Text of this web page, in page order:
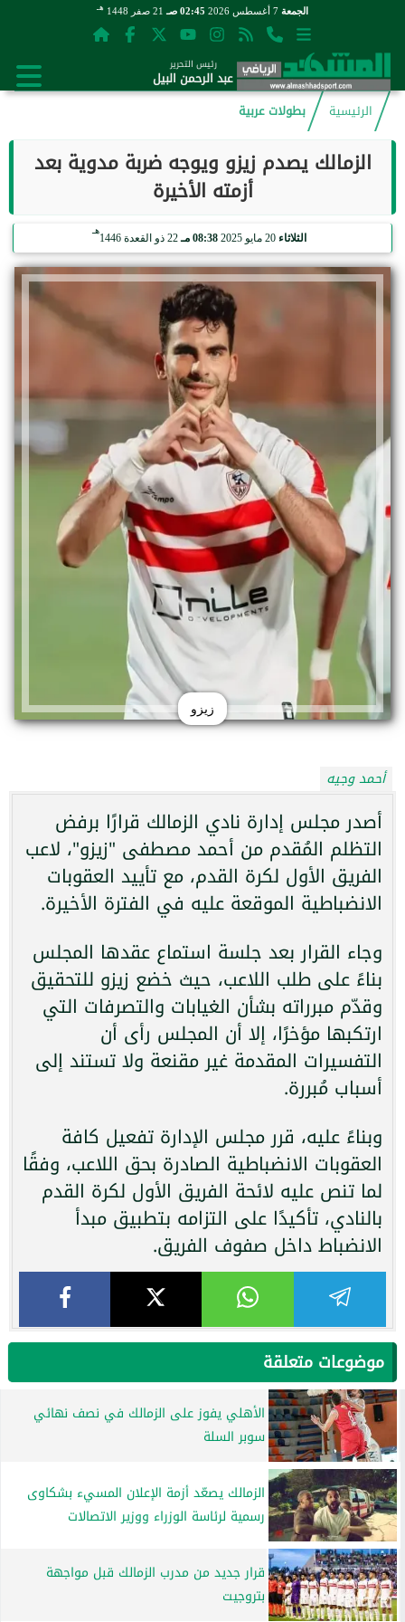
الجمعة 02:45 صـ 21 صفر 1448 هـ
رئيس التحرير
عبد الرحمن البيل
الرئيسية
بطولات عربية
الزمالك يصدم زيزو ويوجه ضربة مدوية بعد
أزمته الأخيرة
الثلاثاء 20 مايو 2025 08:38 مـ 22 ذو القعدة 1446
هـ
زيزو
أحمد وجيه
أصدر مجلس إدارة نادي الزمالك قرارًا برفض
التظلم المُقدم من أحمد مصطفى "زيزو"، لاعب
الفريق الأول لكرة القدم، مع تأييد العقوبات
الانضباطية الموقعة عليه في الفترة الأخيرة.
وجاء القرار بعد جلسة استماع عقدها المجلس
بناءً على طلب اللاعب، حيث خضع زيزو للتحقيق
وقدّم مبرراته بشأن الغيابات والتصرفات التي
ارتكبها مؤخرًا، إلا أن المجلس رأى أن
التفسيرات المقدمة غير مقنعة ولا تستند إلى
أسباب مُبررة.
وبناءً عليه، قرر مجلس الإدارة تفعيل كافة
العقوبات الانضباطية الصادرة بحق اللاعب، وفقًا
لما تنص عليه لائحة الفريق الأول لكرة القدم
بالنادي، تأكيدًا على التزامه بتطبيق مبدأ
الانضباط داخل صفوف الفريق.
موضوعات متعلقة
الأهلي يفوز على الزمالك في نصف نهائي
سوبر السلة
الزمالك يصعّد أزمة الإعلان المسيء بشكاوى
رسمية لرئاسة الوزراء ووزير الاتصالات
قرار جديد من مدرب الزمالك قبل مواجهة
بتروجيت